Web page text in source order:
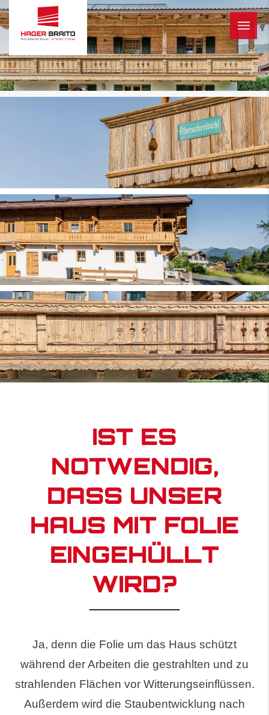
IST ES
NOTWENDIG,
DASS UNSER
HAUS MIT FOLIE
EINGEHÜLLT
WIRD?
Ja, denn die Folie um das Haus schützt
während der Arbeiten die gestrahlten und zu
strahlenden Flächen vor Witterungseinflüssen.
Außerdem wird die Staubentwicklung nach